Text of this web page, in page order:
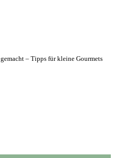
– Tipps für kleine Gourmets